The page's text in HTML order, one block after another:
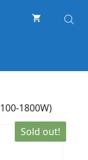
1800W)
Sold out!